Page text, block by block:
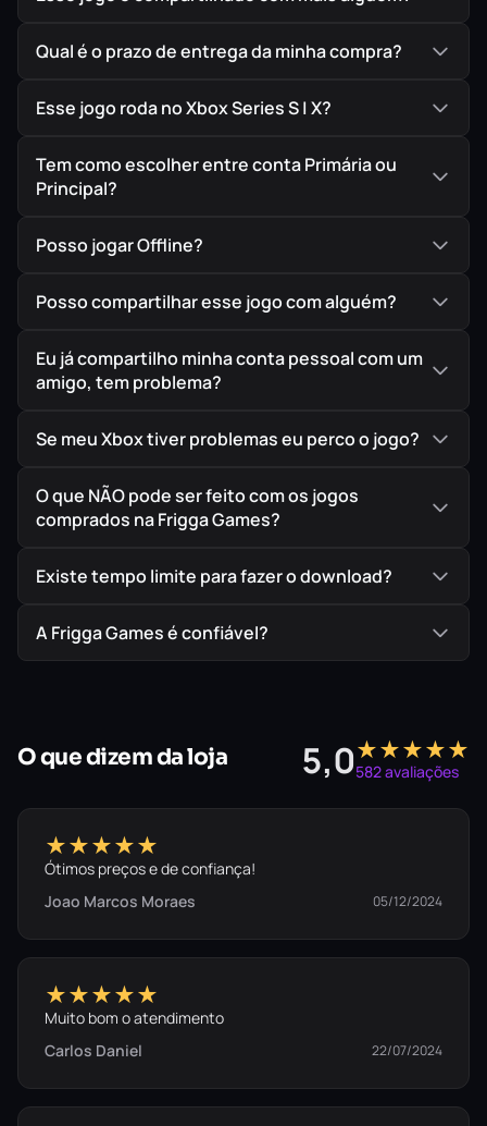
inimigos.
ENTRETENIMENTO ILIMITADO
Seja lutando na arena secreta de Combate, cantando
uma música nova no karaokê, aproveitando um drinque
em um cabaré ou apostando corrida no autorama, o
mundo oferece uma variedade de experiências
imersivas.
Uma informante misteriosa chamada Akane também
providencia missões secundárias sensacionais, levando
você a um confronto épico que se desenrola à medida
que for explorando e se divertindo em Sotenbori e
Yokohama.
TAMBÉM INCLUI A VERSÃO ESPECIAL DE AVALIAÇÃO
DE LIKE A DRAGON: INFINITE WEALTH!
Após concluir Like a Dragon Gaiden: The Man Who
Erased His Name, a Versão Especial de Avaliação de Like a
Dragon: Infinite Wealth será desbloqueada para você
experimentar!
Qual é o prazo de entrega da minha compra?
Esse jogo roda no Xbox Series S | X?
Tem como escolher entre conta Primária ou
Principal?
Posso jogar Offline?
Posso compartilhar esse jogo com alguém?
Eu já compartilho minha conta pessoal com um
amigo, tem problema?
Se meu Xbox tiver problemas eu perco o jogo?
O que NÃO pode ser feito com os jogos
comprados na Frigga Games?
Existe tempo limite para fazer o download?
A Frigga Games é confiável?
O que dizem da loja 5,0★★★★★
582 avaliações
★★★★★
Ótimos preços e de confiança!
Joao Marcos Moraes
05/12/2024
★★★★★
Muito bom o atendimento
Carlos Daniel
22/07/2024